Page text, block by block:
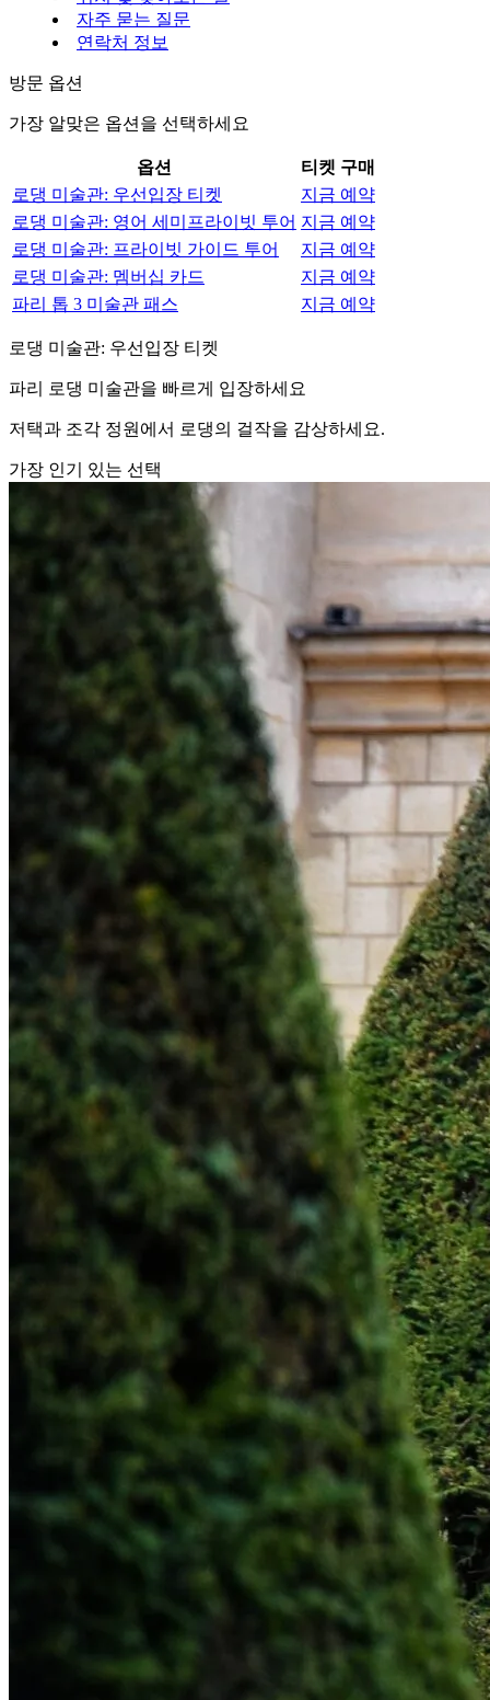
자주 묻는 질문
연락처 정보
방문 옵션
가장 알맞은 옵션을 선택하세요
옵션
티켓 구매
로댕 미술관: 우선입장 티켓
지금 예약
로댕 미술관: 영어 세미프라이빗 투어 지금 예약
로댕 미술관: 프라이빗 가이드 투어
지금 예약
로댕 미술관: 멤버십 카드
지금 예약
파리 톱 3 미술관 패스
지금 예약
로댕 미술관: 우선입장 티켓
파리 로댕 미술관을 빠르게 입장하세요
저택과 조각 정원에서 로댕의 걸작을 감상하세요.
가장 인기 있는 선택